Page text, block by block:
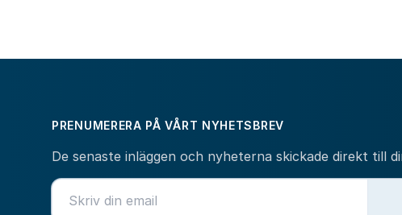
PRENUMERERA PÅ VÅRT NYHETSBREV
De senaste inläggen och nyheterna skickade direkt till